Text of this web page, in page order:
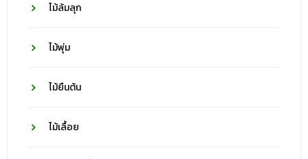
ไม้ล้มลุก
ไม้พุ่ม
ไม้ยืนต้น
ไม้เลื้อย